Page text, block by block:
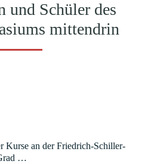
und Schüler des
mittendrin
Kurse an der Friedrich-Schiller-
…